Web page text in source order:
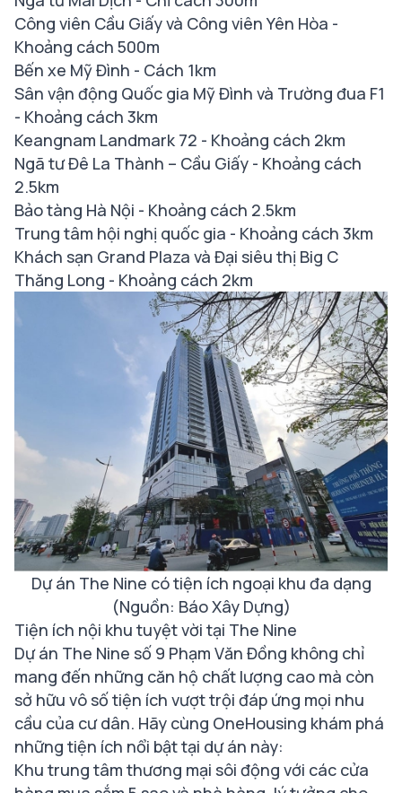
Công viên Cầu Giấy và Công viên Yên Hòa -
Khoảng cách 500m
Bến xe Mỹ Đình - Cách 1km
Sân vận động Quốc gia Mỹ Đình và Trường đua F1
- Khoảng cách 3km
Keangnam Landmark 72 - Khoảng cách 2km
Ngã tư Đê La Thành – Cầu Giấy - Khoảng cách
2.5km
Bảo tàng Hà Nội - Khoảng cách 2.5km
Trung tâm hội nghị quốc gia - Khoảng cách 3km
Khách sạn Grand Plaza và Đại siêu thị Big C
Thăng Long - Khoảng cách 2km
Dự án The Nine có tiện ích ngoại khu đa dạng
(Nguồn: Báo Xây Dựng)
Tiện ích nội khu tuyệt vời tại The Nine
Dự án The Nine số 9 Phạm Văn Đồng không chỉ
mang đến những căn hộ chất lượng cao mà còn
sở hữu vô số tiện ích vượt trội đáp ứng mọi nhu
cầu của cư dân. Hãy cùng OneHousing khám phá
những tiện ích nổi bật tại dự án này:
Khu trung tâm thương mại sôi động với các cửa